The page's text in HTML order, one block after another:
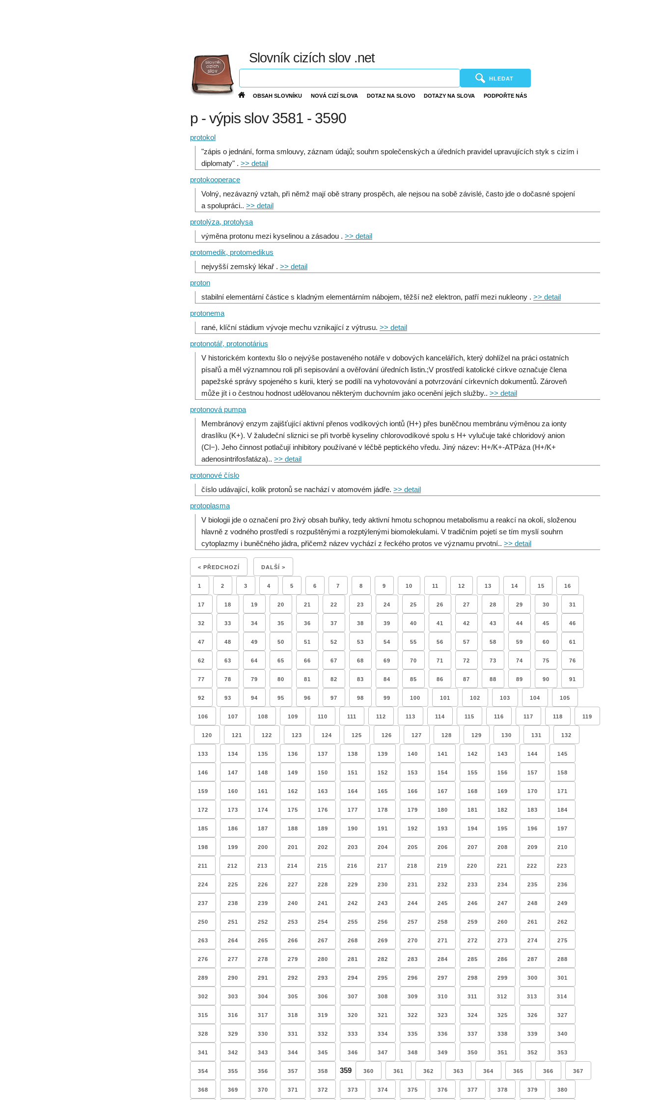
Slovník cizích slov .net
HLEDAT
OBSAH SLOVNÍKU NOVÁ CIZÍ SLOVA DOTAZ NA SLOVO DOTAZY NA SLOVA PODPOŘTE NÁS
p - výpis slov 3581 - 3590
protokol
"zápis o jednání, forma smlouvy, záznam údajů; souhrn společenských a úředních pravidel upravujících styk s cizím i
diplomaty" . >> detail
protokooperace
Volný, nezávazný vztah, při němž mají obě strany prospěch, ale nejsou na sobě závislé, často jde o dočasné spojení
a spolupráci.. >> detail
protolýza, protolysa
výměna protonu mezi kyselinou a zásadou . >> detail
protomedik, protomedikus
nejvyšší zemský lékař . >> detail
proton
stabilní elementární částice s kladným elementárním nábojem, těžší než elektron, patří mezi nukleony . >> detail
protonema
rané, klíční stádium vývoje mechu vznikající z výtrusu. >> detail
protonotář, protonotárius
V historickém kontextu šlo o nejvýše postaveného notáře v dobových kancelářích, který dohlížel na práci ostatních
písařů a měl významnou roli při sepisování a ověřování úředních listin.;V prostředí katolické církve označuje člena
papežské správy spojeného s kurii, který se podílí na vyhotovování a potvrzování církevních dokumentů. Zároveň
může jít i o čestnou hodnost udělovanou některým duchovním jako ocenění jejich služby.. >> detail
protonová pumpa
Membránový enzym zajišťující aktivní přenos vodíkových iontů (H+) přes buněčnou membránu výměnou za ionty
draslíku (K+). V žaludeční sliznici se při tvorbě kyseliny chlorovodíkové spolu s H+ vylučuje také chloridový anion
(Cl−). Jeho činnost potlačují inhibitory používané v léčbě peptického vředu. Jiný název: H+/K+-ATPáza (H+/K+
adenosintrifosfatáza).. >> detail
protonové číslo
číslo udávající, kolik protonů se nachází v atomovém jádře. >> detail
protoplasma
V biologii jde o označení pro živý obsah buňky, tedy aktivní hmotu schopnou metabolismu a reakcí na okolí, složenou
hlavně z vodného prostředí s rozpuštěnými a rozptýlenými biomolekulami. V tradičním pojetí se tím myslí souhrn
cytoplazmy i buněčného jádra, přičemž název vychází z řeckého protos ve významu prvotní.. >> detail
< PŘEDCHOZÍ DALŠÍ >
1 2 3 4 5 6 7 8 9 10 11 12 13 14 15 16
17 18 19 20 21 22 23 24 25 26 27 28 29 30 31
32 33 34 35 36 37 38 39 40 41 42 43 44 45 46
47 48 49 50 51 52 53 54 55 56 57 58 59 60 61
62 63 64 65 66 67 68 69 70 71 72 73 74 75 76
77 78 79 80 81 82 83 84 85 86 87 88 89 90 91
92 93 94 95 96 97 98 99 100 101 102 103 104 105
106 107 108 109 110 111 112 113 114 115 116 117 118 119
120 121 122 123 124 125 126 127 128 129 130 131 132
133 134 135 136 137 138 139 140 141 142 143 144 145
146 147 148 149 150 151 152 153 154 155 156 157 158
159 160 161 162 163 164 165 166 167 168 169 170 171
172 173 174 175 176 177 178 179 180 181 182 183 184
185 186 187 188 189 190 191 192 193 194 195 196 197
198 199 200 201 202 203 204 205 206 207 208 209 210
211 212 213 214 215 216 217 218 219 220 221 222 223
224 225 226 227 228 229 230 231 232 233 234 235 236
237 238 239 240 241 242 243 244 245 246 247 248 249
250 251 252 253 254 255 256 257 258 259 260 261 262
263 264 265 266 267 268 269 270 271 272 273 274 275
276 277 278 279 280 281 282 283 284 285 286 287 288
289 290 291 292 293 294 295 296 297 298 299 300 301
302 303 304 305 306 307 308 309 310 311 312 313 314
315 316 317 318 319 320 321 322 323 324 325 326 327
328 329 330 331 332 333 334 335 336 337 338 339 340
341 342 343 344 345 346 347 348 349 350 351 352 353
354 355 356 357 358 359 360 361 362 363 364 365 366 367
368 369 370 371 372 373 374 375 376 377 378 379 380